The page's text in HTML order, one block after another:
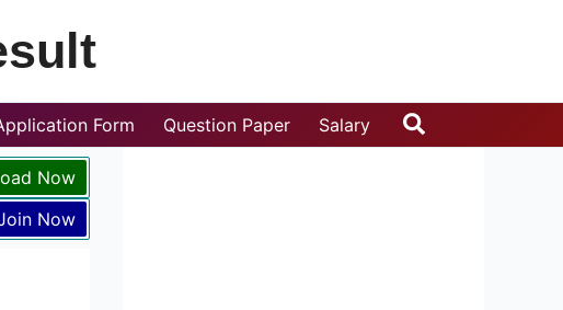
Form Question Paper Salary Search
Now
Now